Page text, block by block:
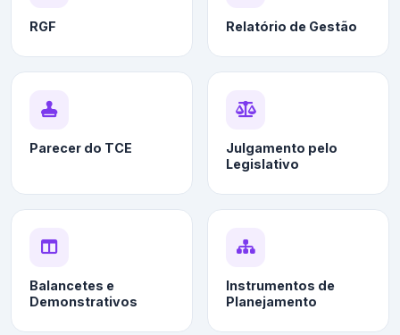
RGF Relatório de Gestão
Parecer do TCE
Julgamento pelo
Legislativo
Balancetes e
Demonstrativos
Instrumentos de
Planejamento